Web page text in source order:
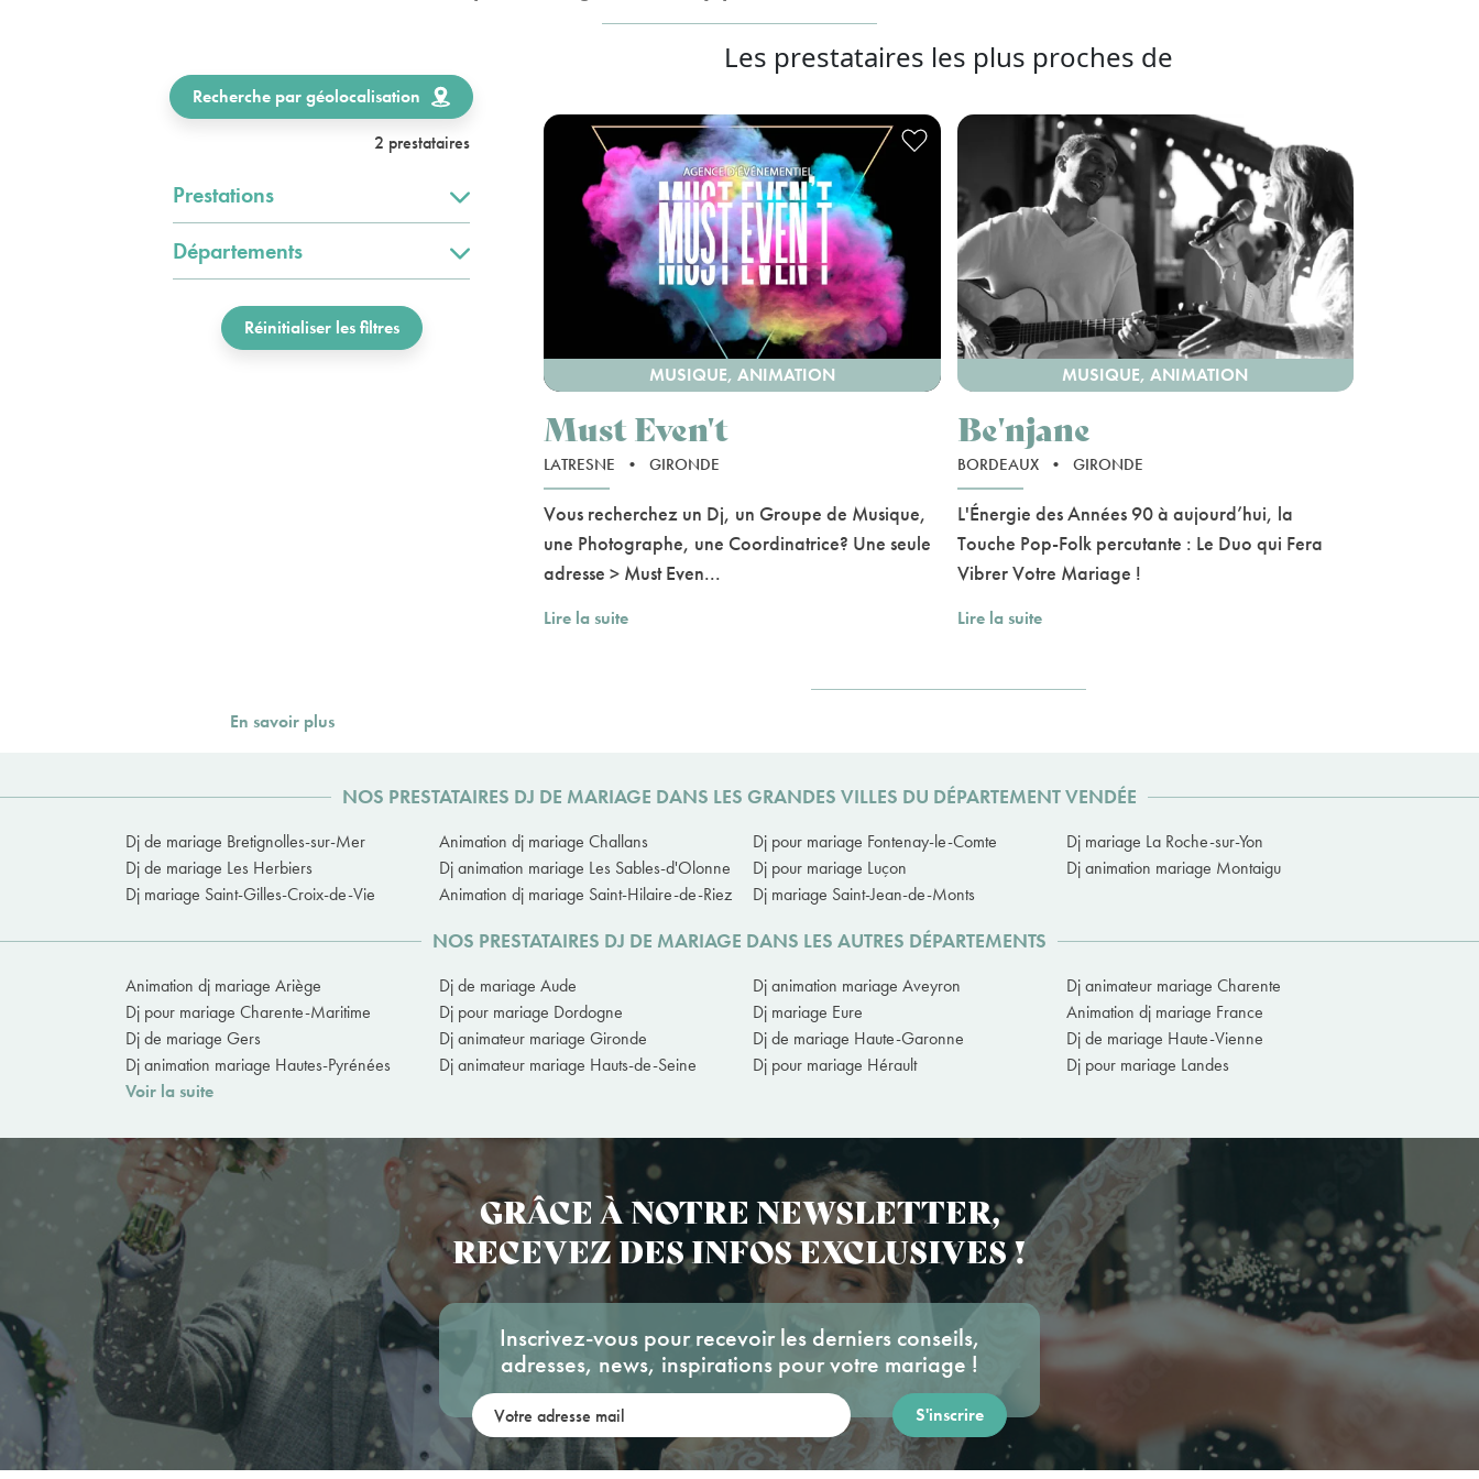
Recherche par géolocalisation
2 prestataires
Prestations
Départements
Réinitialiser les filtres
Les prestataires les plus proches de
MUSIQUE, ANIMATION
Must Even't
LATRESNE • GIRONDE
Vous recherchez un Dj, un Groupe de Musique,
une Photographe, une Coordinatrice? Une seule
adresse > Must Even...
Lire la suite
MUSIQUE, ANIMATION
Be'njane
BORDEAUX • GIRONDE
L'Énergie des Années 90 à aujourd’hui, la
Touche Pop-Folk percutante : Le Duo qui Fera
Vibrer Votre Mariage !
Lire la suite
En savoir plus
NOS PRESTATAIRES DJ DE MARIAGE DANS LES GRANDES VILLES DU DÉPARTEMENT VENDÉE
Dj de mariage Bretignolles-sur-Mer Animation dj mariage Challans Dj pour mariage Fontenay-le-Comte
Dj mariage La Roche-sur-Yon
Dj de mariage Les Herbiers
Dj animation mariage Les Sables-d'Olonne Dj pour mariage Luçon
Dj animation mariage Montaigu
Dj mariage Saint-Gilles-Croix-de-Vie
Animation dj mariage Saint-Hilaire-de-Riez Dj mariage Saint-Jean-de-Monts
NOS PRESTATAIRES DJ DE MARIAGE DANS LES AUTRES DÉPARTEMENTS
Animation dj mariage Ariège Dj de mariage Aude Dj animation mariage Aveyron
Dj animateur mariage Charente
Dj pour mariage Charente-Maritime
Dj pour mariage Dordogne Dj mariage Eure
Animation dj mariage France
Dj de mariage Gers
Dj animateur mariage Gironde Dj de mariage Haute-Garonne
Dj de mariage Haute-Vienne
Dj animation mariage Hautes-Pyrénées
Dj animateur mariage Hauts-de-Seine Dj pour mariage Hérault
Dj pour mariage Landes
Voir la suite
GRÂCE À NOTRE NEWSLETTER,
RECEVEZ DES INFOS EXCLUSIVES !
Inscrivez-vous pour recevoir les derniers conseils,
adresses, news, inspirations pour votre mariage !
Votre adresse mail: